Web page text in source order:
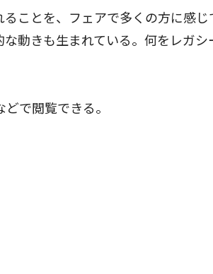
ことを、フェアで多くの方に感じ
動きも生まれている。何をレガシ
で閲覧できる。